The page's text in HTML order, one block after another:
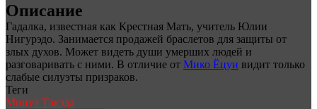
Описание
Гадалка, известная как Крестная Мать, учитель Юлии
Нигурэдо. Занимается продажей браслетов для защиты от
злых духов. Может видеть души умерших людей и
разговаривать с ними. В отличие от Мико Ёцуи видит только
слабые силуэты призраков.
Теги
Мицуэ Такэда